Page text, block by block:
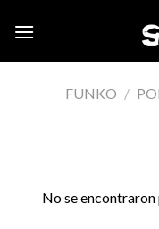
FUNKO /
No se